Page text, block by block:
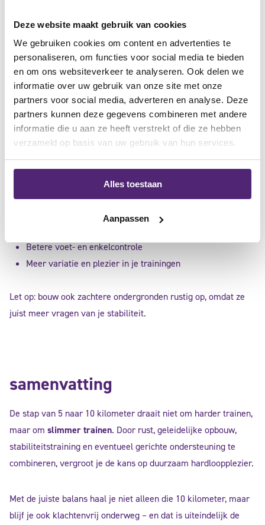
Deze website maakt gebruik van cookies
We gebruiken cookies om content en advertenties te
personaliseren, om functies voor social media te bieden
en om ons websiteverkeer te analyseren. Ook delen we
informatie over uw gebruik van onze site met onze
partners voor social media, adverteren en analyse. Deze
partners kunnen deze gegevens combineren met andere
informatie die u aan ze heeft verstrekt of die ze hebben
verzameld op basis van uw gebruik van hun services.
Alles toestaan
Aanpassen
4. wissel ondergronden bewust af
Altijd lopen op asfalt zorgt voor een eenzijdige en harde
belasting. Door af te wisselen met bos-, gravel- of zandpaden
verlaag je de impact op gewrichten en train je tegelijkertijd de
kleinere stabiliserende spieren in voeten en enkels.
Voordelen van afwisseling:
Betere voet- en enkelcontrole
Meer variatie en plezier in je trainingen
Let op: bouw ook zachtere ondergronden rustig op, omdat ze
juist meer vragen van je stabiliteit.
samenvatting
De stap van 5 naar 10 kilometer draait niet om harder trainen,
maar om slimmer trainen. Door rust, geleidelijke opbouw,
stabiliteitstraining en eventueel gerichte ondersteuning te
combineren, vergroot je de kans op duurzaam hardloopplezier.
Met de juiste balans haal je niet alleen die 10 kilometer, maar
blijf je ook klachtenvrij onderweg – en dat is uiteindelijk de